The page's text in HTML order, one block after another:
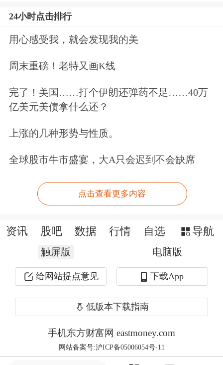
市场资金加大对产业的支持力度，进一
对低轨卫星资源的竞争——2026年初，
道资源。
“事实上，低轨卫星并非新鲜概念。”上
海松江信通智能产业技术研究院联席院
长李韩军表示，早在1987年，摩托罗拉
就提出建设全球首个商业低轨卫星通信
系统——铱星系统。“如今对于轨道资
24小时点击排行
用心感受我，就会发现我的美
周末重磅！老特又画K线
完了！美国……打个伊朗还弹药不足……40万
亿美元美债拿什么还？
上涨的几种形势与性质。
全球股市牛市盛宴，大A只会迟到不会缺席
点击查看更多内容
资讯 股吧 数据 行情 自选 导航
触屏版 电脑版
给网站提点意见 下载App
低版本下载指南
手机东方财富网 eastmoney.com
网站备案号:沪ICP备05006054号-11